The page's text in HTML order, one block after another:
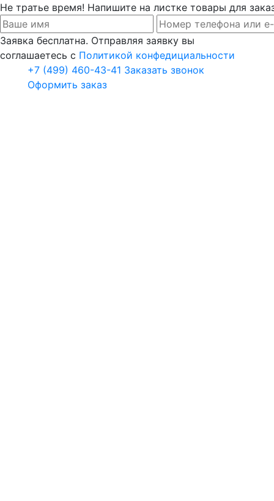
Не тратье время! Напишите на листке товары для
Заявка бесплатна. Отправляя заявку вы
соглашаетесь с Политикой конфедициальности
+7 (499) 460-43-41 Заказать звонок
Оформить заказ